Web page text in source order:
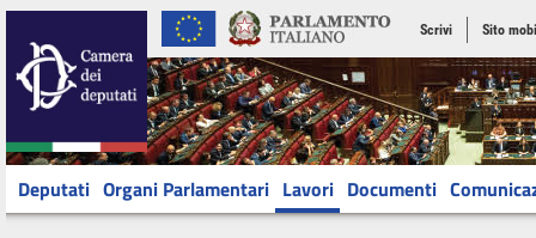
Scrivi Sito
Deputati Organi Parlamentari Lavori Documenti